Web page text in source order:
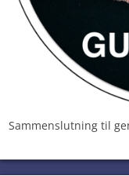
Sammenslutning til